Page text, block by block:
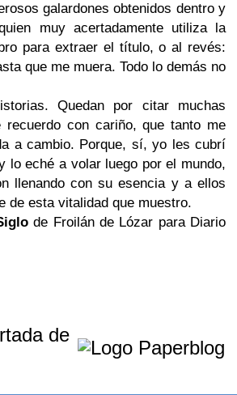
galardones obtenidos dentro y
muy acertadamente utiliza la
para extraer el título, o al revés:
que me muera. Todo lo demás no
Quedan por citar muchas
recuerdo con cariño, que tanto me
a cambio. Porque, sí, yo les cubrí
lo eché a volar luego por el mundo,
llenando con su esencia y a ellos
de esta vitalidad que muestro.
de Froilán de Lózar para Diario
de